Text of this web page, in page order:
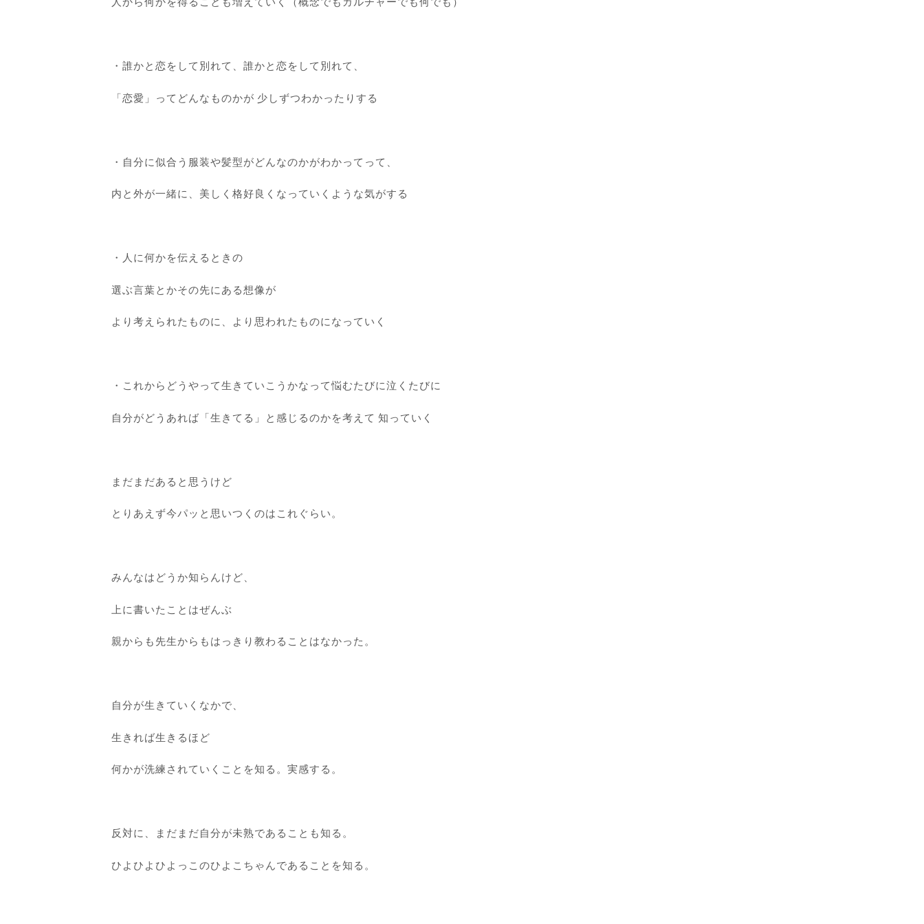
・誰かと恋をして別れて、誰かと恋をして別れて、
「恋愛」ってどんなものかが 少しずつわかったりする
・自分に似合う服装や髪型がどんなのかがわかってって、
内と外が一緒に、美しく格好良くなっていくような気がする
・人に何かを伝えるときの
選ぶ言葉とかその先にある想像が
より考えられたものに、より思われたものになっていく
・これからどうやって生きていこうかなって悩むたびに泣くたびに
自分がどうあれば「生きてる」と感じるのかを考えて 知っていく
まだまだあると思うけど
とりあえず今パッと思いつくのはこれぐらい。
みんなはどうか知らんけど、
上に書いたことはぜんぶ
親からも先生からもはっきり教わることはなかった。
自分が生きていくなかで、
生きれば生きるほど
何かが洗練されていくことを知る。実感する。
反対に、まだまだ自分が未熟であることも知る。
ひよひよひよっこのひよこちゃんであることを知る。